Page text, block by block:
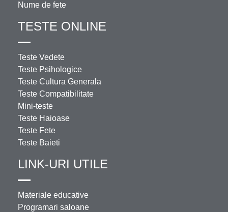
Nume de fete
TESTE ONLINE
Teste Vedete
Teste Psihologice
Teste Cultura Generala
Teste Compatibilitate
Mini-teste
Teste Haioase
Teste Fete
Teste Baieti
LINK-URI UTILE
Materiale educative
Programari saloane